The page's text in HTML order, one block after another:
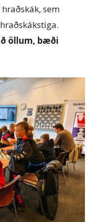
sem
öllum, bæði